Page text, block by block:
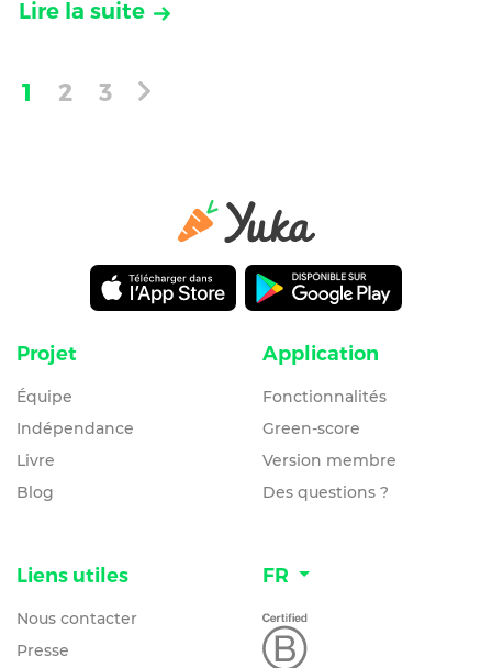
Lire la suite
1 2 3
Projet
Équipe
Indépendance
Livre
Blog
Application
Fonctionnalités
Green-score
Version membre
Des questions ?
Liens utiles
Nous contacter
Presse
FR